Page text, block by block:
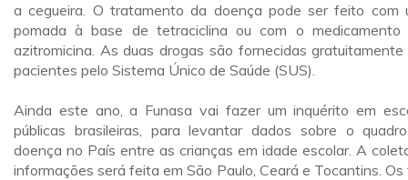
a cegueira. O tratamento da doença pode ser feito com
pomada à base de tetraciclina ou com o medicamento
azitromicina. As duas drogas são fornecidas gratuitamente
pacientes pelo Sistema Único de Saúde (SUS).
Ainda este ano, a Funasa vai fazer um inquérito em
públicas brasileiras, para levantar dados sobre o
doença no País entre as crianças em idade escolar. A
informações será feita em São Paulo, Ceará e Tocantins. Os